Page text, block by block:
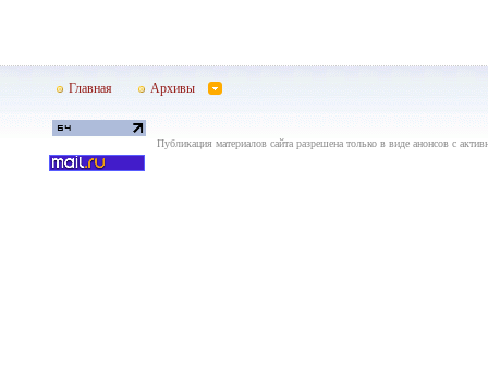
Главная Архивы
Публикация материалов сайта разрешена только в виде анонсов с